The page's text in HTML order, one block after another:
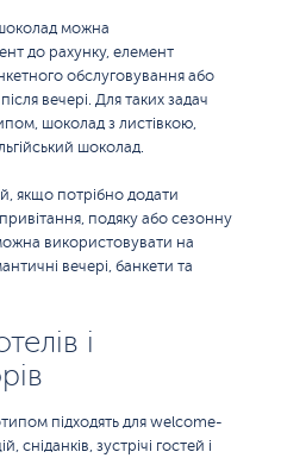
можна
до рахунку, елемент
обслуговування або
вечері. Для таких задач
шоколад з листівкою,
шоколад.
якщо потрібно додати
подяку або сезонну
використовувати на
вечері, банкети та
і
підходять для welcome-
сніданків, зустрічі гостей і